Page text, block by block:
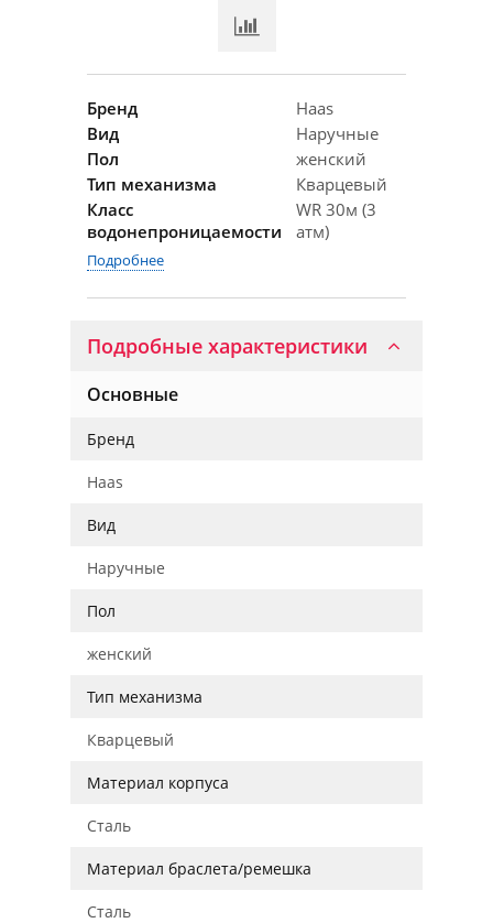
Бренд
Haas
Вид
Наручные
Пол
женский
Тип механизма
Кварцевый
Класс
водонепроницаемости
WR 30м (3
атм)
Подробнее
Подробные характеристики
Основные
Бренд
Haas
Вид
Наручные
Пол
женский
Тип механизма
Кварцевый
Материал корпуса
Сталь
Материал браслета/ремешка
Сталь